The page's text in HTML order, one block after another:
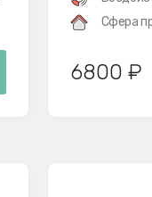
Сфера
6800 ₽